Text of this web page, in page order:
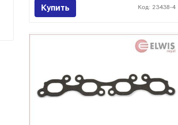
Купить Код: 23438-4